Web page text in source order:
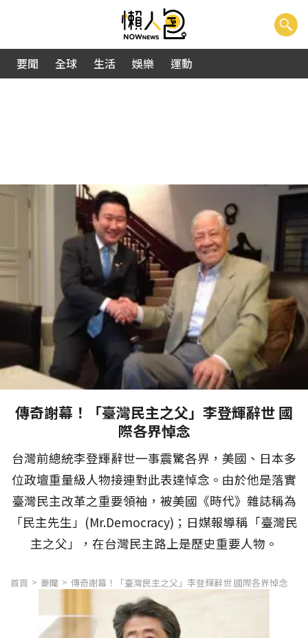
要聞 全球 生活 娛樂 運動
傳奇謝幕！「臺灣民主之父」李登輝辭世 國
際各界悼念
台灣前總統李登輝辭世一事震驚各界，美國、日本多
位政壇重量級人物接連對此表達悼念。由於他是落實
臺灣民主改革之重要領袖，被美國《時代》雜誌稱為
「民主先生」(Mr.Democracy)；日媒報導稱「臺灣民
主之父」，在台灣民主路上是歷史重要人物。
首頁 要聞 傳奇謝幕！「臺灣民主之父」李登輝辭世 國際各界悼念